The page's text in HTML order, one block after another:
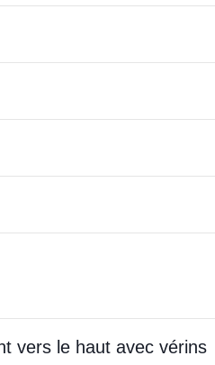
vers le haut avec vérins